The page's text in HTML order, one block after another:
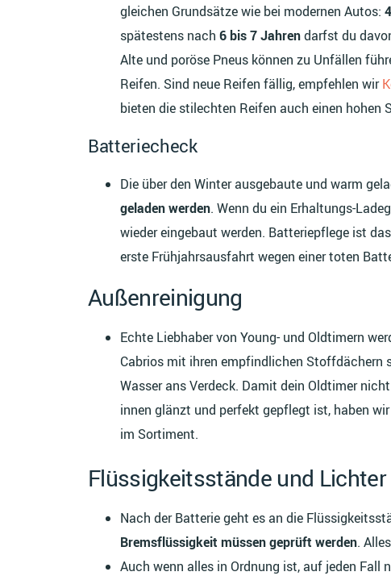
gleichen Grundsätze wie bei modernen Autos:
spätestens nach 6 bis 7 Jahrendarfst du
Alte und poröse Pneus können zu Unfällen
Reifen. Sind neue Reifen fällig, empfehlen wir
bieten die stilechten Reifen auch einen hohen
Batteriecheck
Die über den Winter ausgebaute und warm
geladen werden. Wenn du ein Erhaltungs-
wieder eingebaut werden. Batteriepflege ist
erste Frühjahrsausfahrt wegen einer toten
Außenreinigung
Echte Liebhaber von Young- und Oldtimern
Cabrios mit ihren empfindlichen Stoffdächern
Wasser ans Verdeck. Damit dein Oldtimer
innen glänzt und perfekt gepflegt ist, haben
im Sortiment.
Flüssigkeitsstände und
Nach der Batterie geht es an die
Bremsflüssigkeit müssen geprüft werden.
Auch wenn alles in Ordnung ist, auf jeden Fall